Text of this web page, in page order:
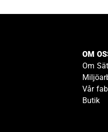
OM
Om
Vår
Butik